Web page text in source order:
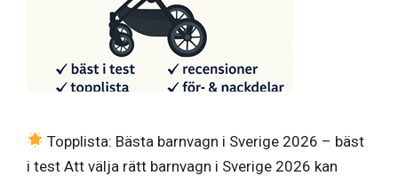
Topplista: Bästa barnvagn i Sverige 2026 – bäst
i test Att välja rätt barnvagn i Sverige 2026 kan